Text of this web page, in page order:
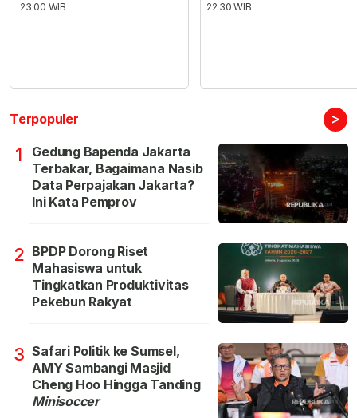
23:00 WIB
22:30 WIB
Terpopuler >
1
Gedung Bapenda Jakarta
Terbakar, Bagaimana Nasib
Data Perpajakan Jakarta?
Ini Kata Pemprov
2 BPDP Dorong Riset
Mahasiswa untuk
Tingkatkan Produktivitas
Pekebun Rakyat
3 Safari Politik ke Sumsel,
AMY Sambangi Masjid
Cheng Hoo Hingga Tanding
Minisoccer